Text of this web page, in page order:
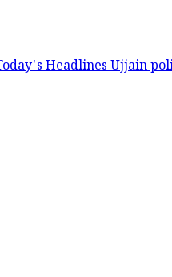
HeadlinesUjjain